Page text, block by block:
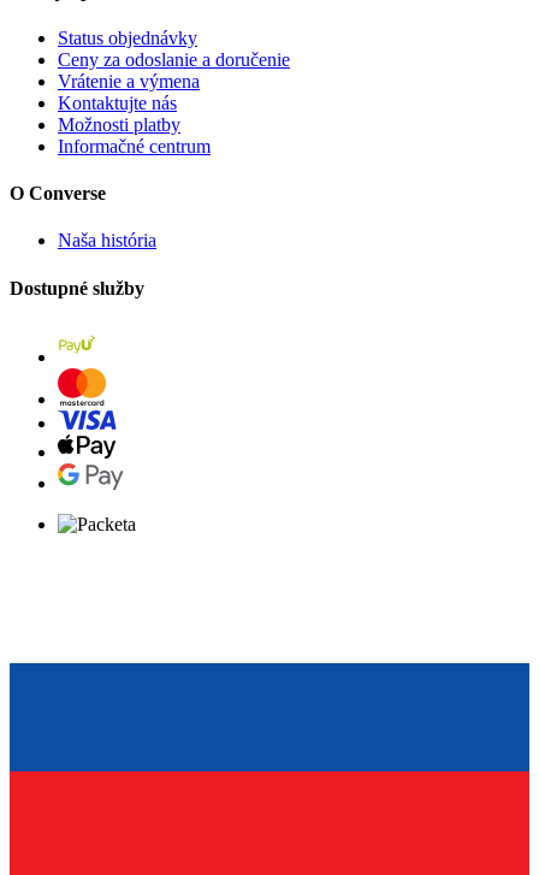
Status objednávky
Ceny za odoslanie a doručenie
Vrátenie a výmena
Kontaktujte nás
Možnosti platby
Informačné centrum
O Converse
Naša história
Dostupné služby